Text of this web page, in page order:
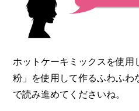
ホットケーキミックスを使
粉」を使用して作るふわふわ
で読み進めてくださいね。